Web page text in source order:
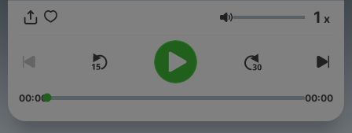
Głośność 1 x
00:00 00:00